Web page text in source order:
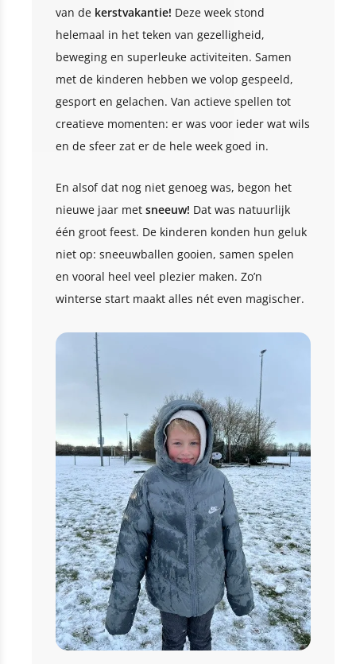
van de kerstvakantie! Deze week stond
helemaal in het teken van gezelligheid,
beweging en superleuke activiteiten. Samen
met de kinderen hebben we volop gespeeld,
gesport en gelachen. Van actieve spellen tot
creatieve momenten: er was voor ieder wat wils
en de sfeer zat er de hele week goed in.
En alsof dat nog niet genoeg was, begon het
nieuwe jaar met sneeuw! Dat was natuurlijk
één groot feest. De kinderen konden hun geluk
niet op: sneeuwballen gooien, samen spelen
en vooral heel veel plezier maken. Zo’n
winterse start maakt alles nét even magischer.